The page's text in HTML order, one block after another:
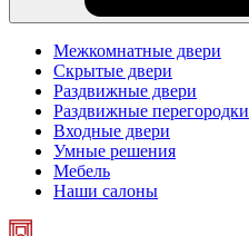
Межкомнатные двери
Скрытые двери
Раздвижные двери
Раздвижные перегородки
Входные двери
Умные решения
Мебель
Наши салоны